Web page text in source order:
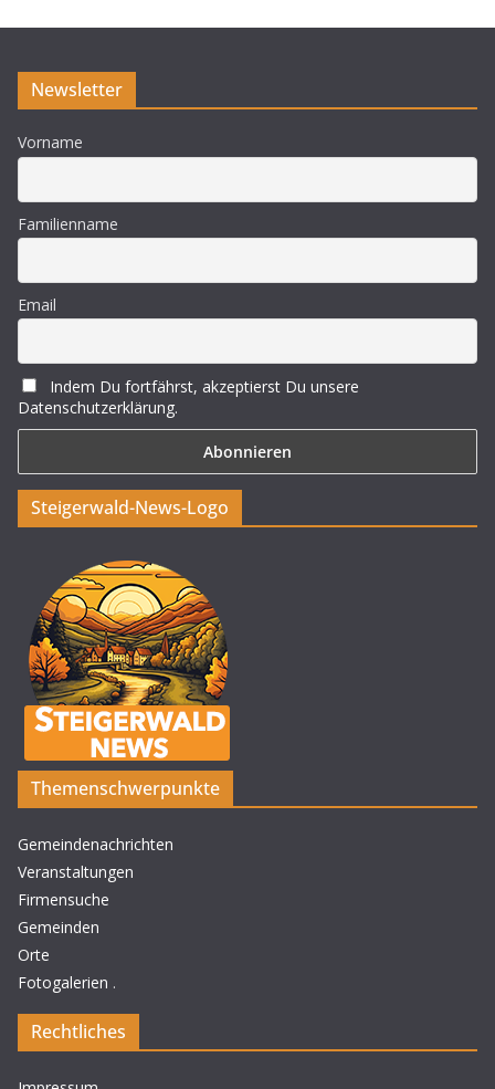
Newsletter
Vorname
Familienname
Email
Indem Du fortfährst, akzeptierst Du unsere
Datenschutzerklärung.
Steigerwald-News-Logo
Themenschwerpunkte
Gemeindenachrichten
Veranstaltungen
Firmensuche
Gemeinden
Orte
Fotogalerien .
Rechtliches